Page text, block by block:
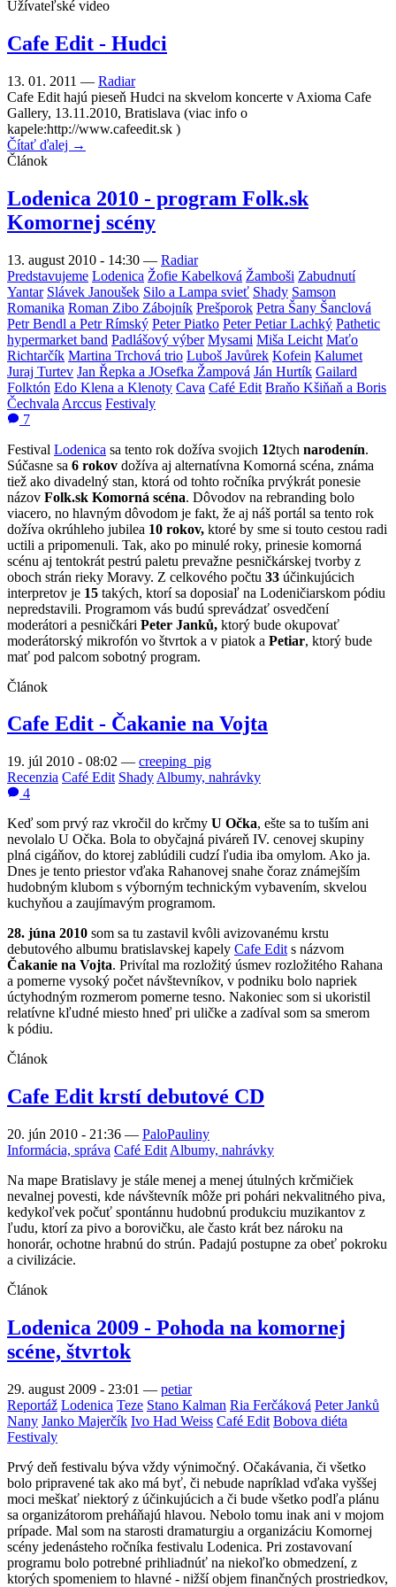
Užívateľské video
Cafe Edit - Hudci
13. 01. 2011 — Radiar
Cafe Edit hajú pieseň Hudci na skvelom koncerte v Axioma Cafe
Gallery, 13.11.2010, Bratislava (viac info o
kapele:http://www.cafeedit.sk )
Čítať ďalej →
Článok
Lodenica 2010 - program Folk.sk
Komornej scény
13. august 2010 - 14:30 — Radiar
Predstavujeme Lodenica Žofie Kabelková Žamboši Zabudnutí
Yantar Slávek Janoušek Silo a Lampa svieť Shady Samson
Romanika Roman Zibo Zábojník Prešporok Petra Šany Šanclová
Petr Bendl a Petr Rímský Peter Piatko Peter Petiar Lachký Pathetic
hypermarket band Padlášový výber Mysami Miša Leicht Maťo
Richtarčík Martina Trchová trio Luboš Javůrek Kofein Kalumet
Juraj Turtev Jan Řepka a JOsefka Žampová Ján Hurtík Gailard
Folktón Edo Klena a Klenoty Cava Café Edit Braňo Kšiňaň a Boris
Čechvala Arccus Festivaly
7
Festival Lodenica sa tento rok dožíva svojich 12tych narodenín.
Súčasne sa 6 rokov dožíva aj alternatívna Komorná scéna, známa
tiež ako divadelný stan, ktorá od tohto ročníka prvýkrát ponesie
názov Folk.sk Komorná scéna. Dôvodov na rebranding bolo
viacero, no hlavným dôvodom je fakt, že aj náš portál sa tento rok
dožíva okrúhleho jubilea 10 rokov, ktoré by sme si touto cestou radi
uctili a pripomenuli. Tak, ako po minulé roky, prinesie komorná
scénu aj tentokrát pestrú paletu prevažne pesničkárskej tvorby z
oboch strán rieky Moravy. Z celkového počtu 33 účinkujúcich
interpretov je 15 takých, ktorí sa doposiaľ na Lodeničiarskom pódiu
nepredstavili. Programom vás budú sprevádzať osvedčení
moderátori a pesničkári Peter Janků, ktorý bude okupovať
moderátorský mikrofón vo štvrtok a v piatok a Petiar, ktorý bude
mať pod palcom sobotný program.
Článok
Cafe Edit - Čakanie na Vojta
19. júl 2010 - 08:02 — creeping_pig
Recenzia Café Edit Shady Albumy, nahrávky
4
Keď som prvý raz vkročil do krčmy U Očka, ešte sa to tuším ani
nevolalo U Očka. Bola to obyčajná piváreň IV. cenovej skupiny
plná cigáňov, do ktorej zablúdili cudzí ľudia iba omylom. Ako ja.
Dnes je tento priestor vďaka Rahanovej snahe čoraz známejším
hudobným klubom s výborným technickým vybavením, skvelou
kuchyňou a zaujímavým programom.
28. júna 2010 som sa tu zastavil kvôli avizovanému krstu
debutového albumu bratislavskej kapely Cafe Edit s názvom
Čakanie na Vojta. Privítal ma rozložitý úsmev rozložitého Rahana
a pomerne vysoký počet návštevníkov, v podniku bolo napriek
úctyhodným rozmerom pomerne tesno. Nakoniec som si ukoristil
relatívne kľudné miesto hneď pri uličke a zadíval som sa smerom
k pódiu.
Článok
Cafe Edit krstí debutové CD
20. jún 2010 - 21:36 — PaloPauliny
Informácia, správa Café Edit Albumy, nahrávky
Na mape Bratislavy je stále menej a menej útulných krčmičiek
nevalnej povesti, kde návštevník môže pri pohári nekvalitného piva,
kedykoľvek počuť spontánnu hudobnú produkciu muzikantov z
ľudu, ktorí za pivo a borovičku, ale často krát bez nároku na
honorár, ochotne hrabnú do strún. Padajú postupne za obeť pokroku
a civilizácie.
Článok
Lodenica 2009 - Pohoda na komornej
scéne, štvrtok
29. august 2009 - 23:01 — petiar
Reportáž Lodenica Teze Stano Kalman Ria Ferčáková Peter Janků
Nany Janko Majerčík Ivo Had Weiss Café Edit Bobova diéta
Festivaly
Prvý deň festivalu býva vždy výnimočný. Očakávania, či všetko
bolo pripravené tak ako má byť, či nebude napríklad vďaka vyššej
moci meškať niektorý z účinkujúcich a či bude všetko podľa plánu
sa organizátorom preháňajú hlavou. Nebolo tomu inak ani v mojom
prípade. Mal som na starosti dramaturgiu a organizáciu Komornej
scény jedenásteho ročníka festivalu Lodenica. Pri zostavovaní
programu bolo potrebné prihliadnúť na niekoľko obmedzení, z
ktorých spomeniem to hlavné - nižší objem finančných prostriedkov,